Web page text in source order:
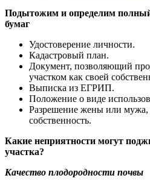
Подытожим и определим
бумаг
Удостоверение личности.
Кадастровый план.
Документ, позволяющий
участком как своей
Выписка из ЕГРИП.
Положение о виде
Разрешение жены или мужа,
собственность.
Какие неприятности могут
участка?
Качество плодородности почвы